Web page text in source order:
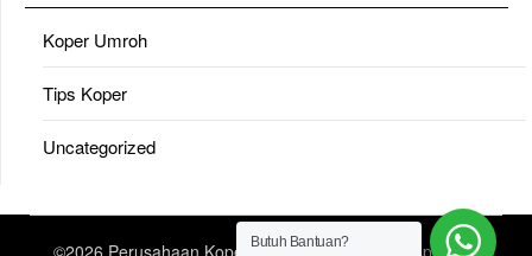
Koper Umroh
Tips Koper
Uncategorized
©2026 Perusahaan Koper Umroh| Design: Newspaperly
Butuh Bantuan?